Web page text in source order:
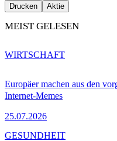
Drucken Aktie
MEIST GELESEN
Europäer machen aus den
Internet-Memes
25.07.2026
WIRTSCHAFT
GESUNDHEIT